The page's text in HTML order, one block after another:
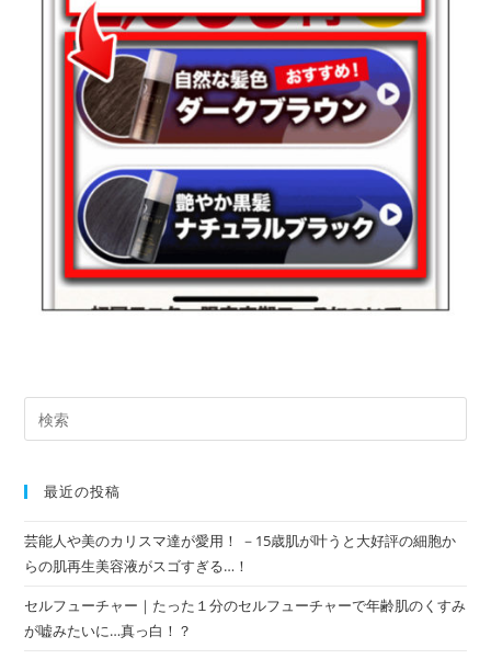
最近の投稿
芸能人や美のカリスマ達が愛用！ －15歳肌が叶うと大好評の細胞か
らの肌再生美容液がスゴすぎる…！
セルフューチャー｜たった１分のセルフューチャーで年齢肌のくすみ
が嘘みたいに…真っ白！？